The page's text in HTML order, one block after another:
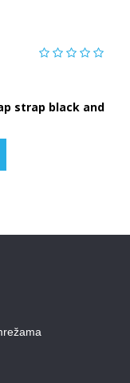
strap black and